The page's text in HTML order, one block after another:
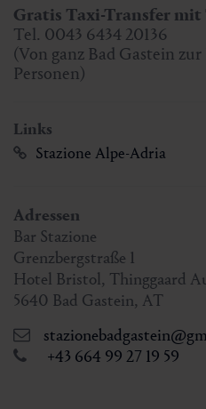
Gratis Taxi-Transfer
Tel. 0043 6434 20136
(Von ganz Bad Gastein zur
Personen)
Links
Stazione Alpe-Adria
Adressen
Bar Stazione
Grenzbergstraße 1
Hotel Bristol, Thinggaard
5640 Bad Gastein, AT
+43 664 99 27 19 59